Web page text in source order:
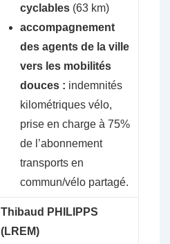
cyclables (63 km)
accompagnement
des agents de la ville
vers les mobilités
douces : indemnités
kilométriques vélo,
prise en charge à 75%
de l’abonnement
transports en
commun/vélo partagé.
Thibaud PHILIPPS
(LREM)